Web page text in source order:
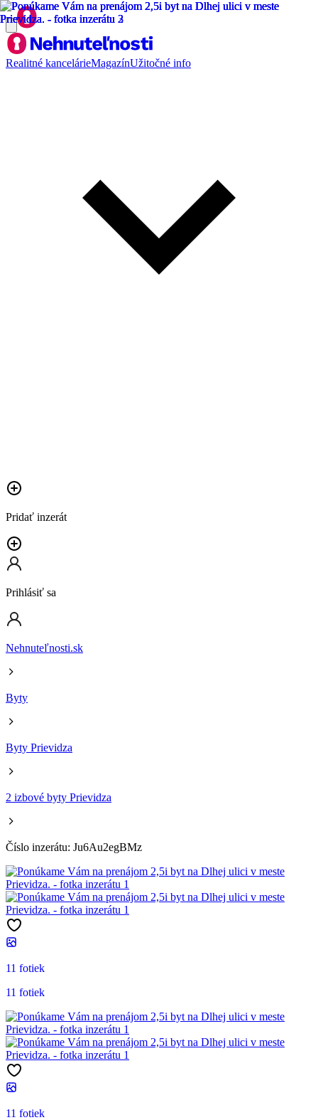
Realitné kancelárieMagazínUžitočné info
Pridať inzerát
Prihlásiť sa
Nehnuteľnosti.sk
Byty
Byty Prievidza
2 izbové byty Prievidza
Číslo inzerátu: Ju6Au2egBMz
11 fotiek
11 fotiek
11 fotiek